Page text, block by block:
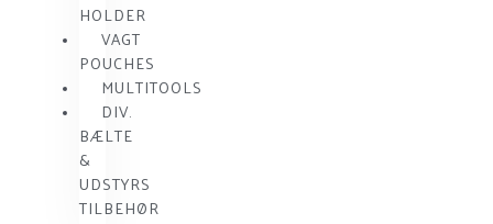
HOLDER
VAGT
POUCHES
MULTITOOLS
DIV.
BÆLTE
&
UDSTYRS
TILBEHØR